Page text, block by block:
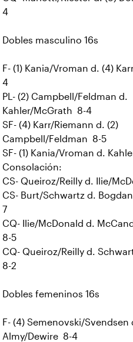
4
Dobles masculino 16s
F- (1) Kania/Vroman d. (4)
4
PL- (2) Campbell/Feldman d.
Kahler/McGrath 8-4
SF- (4) Karr/Riemann d. (2)
Campbell/Feldman 8-5
SF- (1) Kania/Vroman d.
Consolación:
CS- Queiroz/Reilly d. Ilie/
CS- Burt/Schwartz d.
7
CQ- Ilie/McDonald d.
8-5
CQ- Queiroz/Reilly d.
8-2
Dobles femeninos 16s
F- (4) Semenovski/Svendsen
Almy/Dewire 8-4